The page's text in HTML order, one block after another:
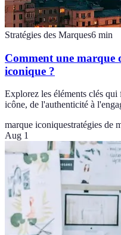
Stratégies des Marques6 min
Comment une marque
iconique ?
Explorez les éléments clés
icône, de l'authenticité à
marque iconiquestratégies de
Aug 1